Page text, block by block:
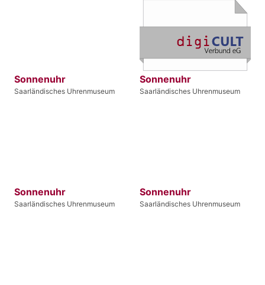
Sonnenuhr
Saarländisches Uhrenmuseum
Sonnenuhr
Saarländisches Uhrenmuseum
Sonnenuhr
Saarländisches Uhrenmuseum
Sonnenuhr
Saarländisches Uhrenmuseum